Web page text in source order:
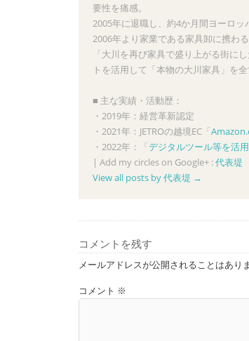
要性を痛感。
2005年に退職し、約4か月間ヨーロッ
2006年より家業である家具卸に携わ
「大川を再び家具で盛り上がる街に
トを活用して「本物の大川家具」を
■ 主な実績・活動歴：
・2019年：経営革新認定
・2021年：JETROの越境EC「
・2022年：「デジタルツール等を活
| Add my circles on Google+ :代表堤
View all posts by 代表堤 →
コメントを残す
メールアドレスが公開されることはあり
コメント ※